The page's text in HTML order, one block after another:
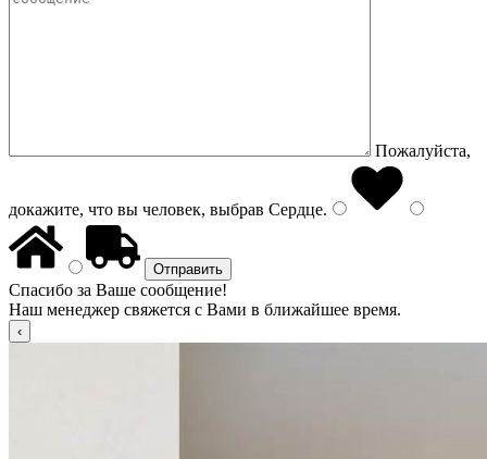
Пожалуйста,
докажите, что вы человек, выбрав Сердце.
Спасибо за Ваше сообщение!
Наш менеджер свяжется с Вами в ближайшее время.